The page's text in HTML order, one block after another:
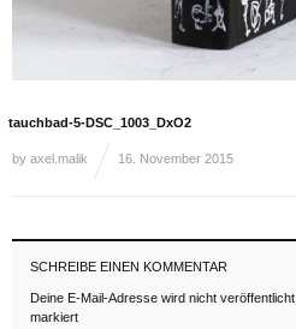
tauchbad-5-DSC_1003_DxO2
by axel.malik 16. November 2015
SCHREIBE EINEN KOMMENTAR
Deine E-Mail-Adresse wird nicht veröffentlicht.
markiert